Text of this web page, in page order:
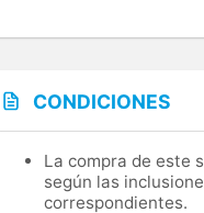
CONDICIONES
La compra de este
según las
correspondientes.